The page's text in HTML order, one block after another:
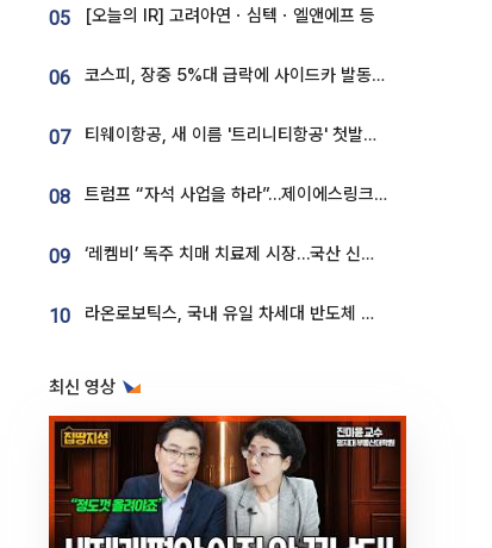
05 [오늘의 IR] 고려아연ㆍ심텍ㆍ엘앤에프 등
06 코스피, 장중 5%대 급락에 사이드카 발동…삼성·SK 동반 폭락
07 티웨이항공, 새 이름 '트리니티항공' 첫발…SSC 전략 본격화
08 트럼프 “자석 사업을 하라”…제이에스링크, 비중국 영구자석 공급망 구축 속도
09 ‘레켐비’ 독주 치매 치료제 시장…국산 신약 등장하나
10 라온로보틱스, 국내 유일 차세대 반도체 공정 로봇 개발 ‘고객사 테스트 진행’
최신 영상